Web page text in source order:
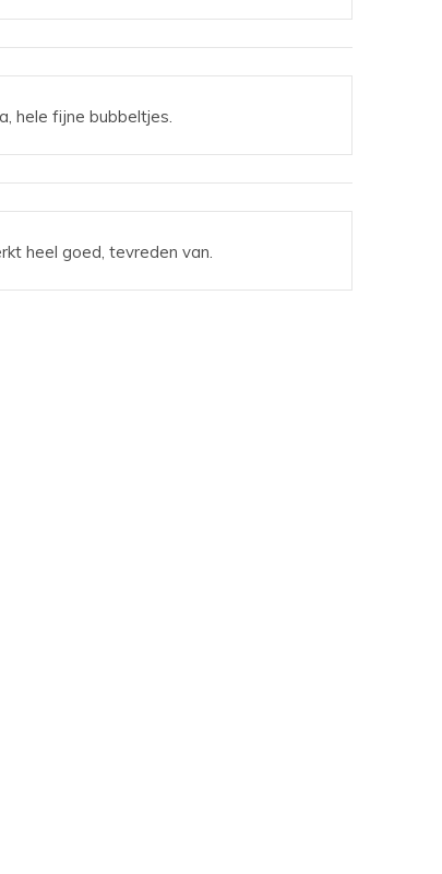
hele fijne bubbeltjes.
heel goed, tevreden van.